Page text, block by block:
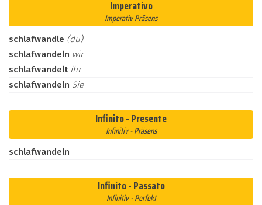
Imperativo
Imperativ Präsens
schlafwandle (du)
schlafwandeln wir
schlafwandelt ihr
schlafwandeln Sie
Infinito - Presente
Infinitiv - Präsens
schlafwandeln
Infinito - Passato
Infinitiv - Perfekt